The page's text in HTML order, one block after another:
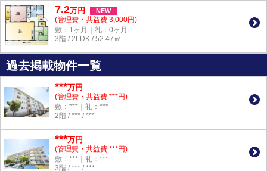
7.2万円 NEW
(管理費・共益費 3,000円)
敷：1ヶ月｜礼：0ヶ月
3階 / 2LDK / 52.47㎡
過去掲載物件一覧
***万円
(管理費・共益費 ***円)
敷：***｜礼：***
2階 / *** / ***
***万円
(管理費・共益費 ***円)
敷：***｜礼：***
3階 / *** / ***